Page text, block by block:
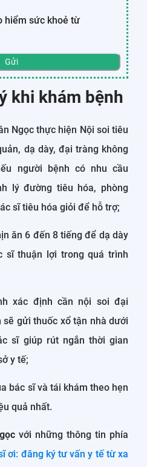
hiểm sức khoẻ từ
Gửi
khi khám bệnh
Ngọc thực hiện Nội soi tiêu
dạ dày, đại tràng không
người bệnh có nhu cầu
lý đường tiêu hóa, phòng
sĩ tiêu hóa giỏi để hỗ trợ;
ăn 6 đến 8 tiếng để dạ dày
sĩ thuận lợi trong quá trình
xác định cần nội soi đại
sẽ gửi thuốc xổ tận nhà dưới
sĩ giúp rút ngắn thời gian
y tế;
bác sĩ và tái khám theo hẹn
quả nhất.
với những thông tin phía
ơi: đăng ký tư vấn y tế từ xa